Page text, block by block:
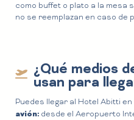
como buffet o plato a la mesa
no se reemplazan en caso de
¿Qué medios
usan para
Puedes llegar al Hotel Abitti
avión: desde el Aeropuerto